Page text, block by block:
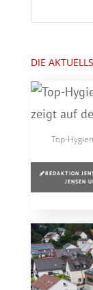
DIE
Top-
REDAKTION
JENSEN